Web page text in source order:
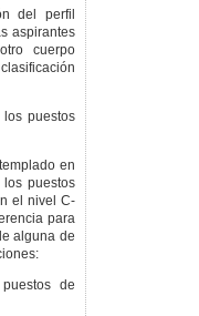
del perfil
aspirantes
cuerpo
puestos
en
los puestos
el nivel C-
para
alguna de
de